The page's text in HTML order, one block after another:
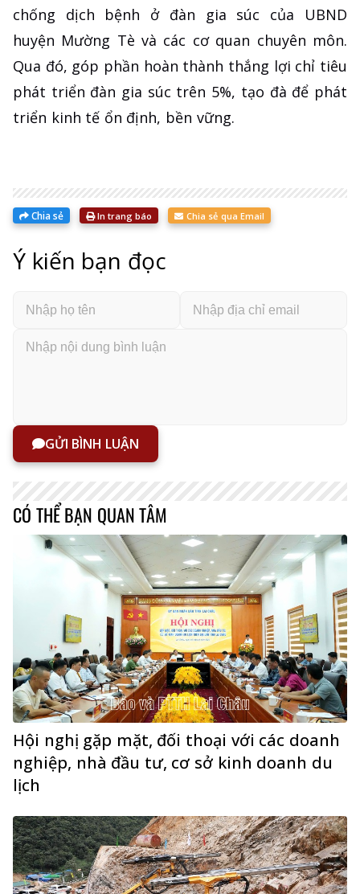
chống dịch bệnh ở đàn gia súc của UBND
huyện Mường Tè và các cơ quan chuyên môn.
Qua đó, góp phần hoàn thành thắng lợi chỉ tiêu
phát triển đàn gia súc trên 5%, tạo đà để phát
triển kinh tế ổn định, bền vững.
Chia sẻ In trang báo Chia sẻ qua Email
Ý kiến bạn đọc
GỬI BÌNH LUẬN
CÓ THỂ BẠN QUAN TÂM
Hội nghị gặp mặt, đối thoại với các doanh
nghiệp, nhà đầu tư, cơ sở kinh doanh du
lịch